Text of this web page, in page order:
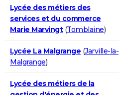
Lycée des métiers des
services et du commerce
Marie Marvingt(Tomblaine)
Lycée La Malgrange (Jarville-la-
Malgrange)
Lycée des métiers de la